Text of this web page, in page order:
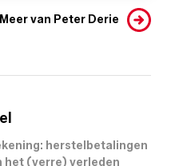
Meer van Peter Derie
herstelbetalingen
het (verre) verleden